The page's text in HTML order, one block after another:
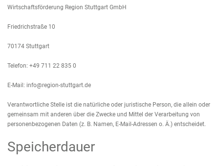
Wirtschaftsförderung Region Stuttgart GmbH
Friedrichstraße 10
70174 Stuttgart
Telefon: +49 711 22 835 0
E-Mail: info@region-stuttgart.de
Verantwortliche Stelle ist die natürliche oder juristische Person, die allein oder
gemeinsam mit anderen über die Zwecke und Mittel der Verarbeitung von
personenbezogenen Daten (z. B. Namen, E-Mail-Adressen o. Ä.) entscheidet.
Speicherdauer